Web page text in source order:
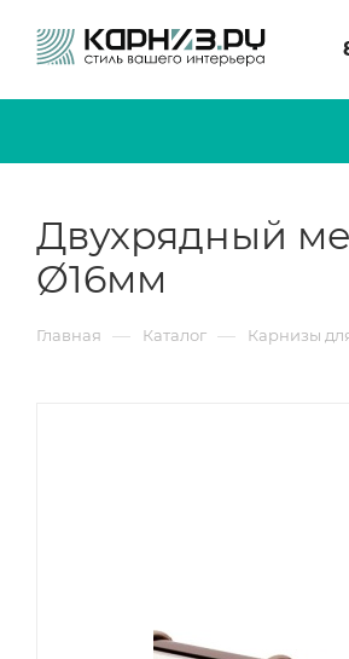
Двухрядный
Ø16мм
Главная — Каталог — Карнизы